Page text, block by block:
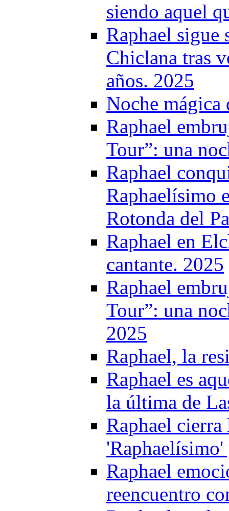
siendo aquel
Raphael sigue
Chiclana tras
años. 2025
Noche mágica
Raphael
Tour”: una
Raphael
Raphaelísimo
Rotonda del
Raphael en
cantante. 2025
Raphael
Tour”: una
2025
Raphael, la
Raphael es
la última de
Raphael cierra
Raphael
reencuentro